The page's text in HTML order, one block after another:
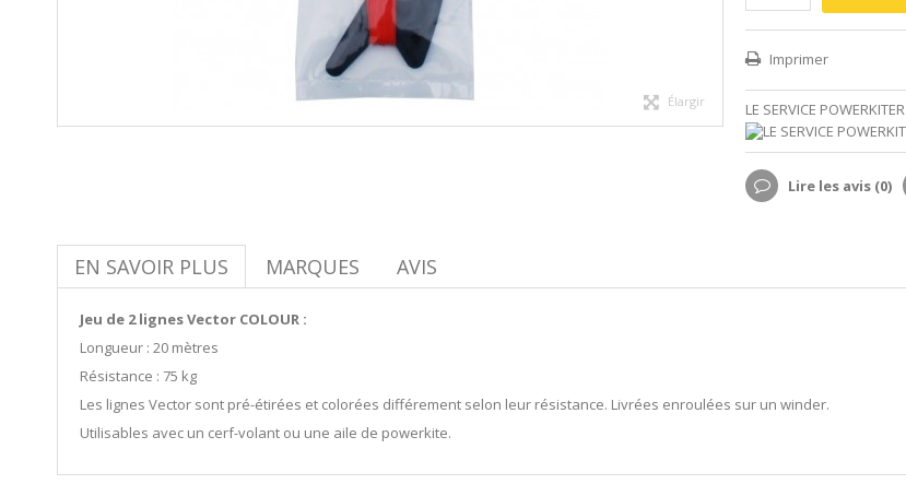
Élargir
Imprimer
LE SERVICE POWERKITER
Lire les avis (0)
EN SAVOIR PLUS MARQUES AVIS
Jeu de 2 lignes Vector COLOUR :
Longueur : 20 mètres
Résistance : 75 kg
Les lignes Vector sont pré-étirées et colorées différement selon leur résistance. Livrées enroulées sur un winder.
Utilisables avec un cerf-volant ou une aile de powerkite.